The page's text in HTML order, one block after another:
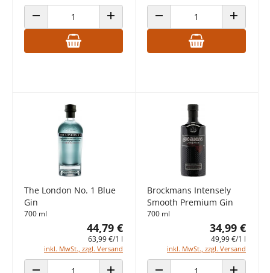
ANZAHL VERRINGERN ANZAHL ERHÖHENANZAHL VERRINGERN ANZAHL
The London No. 1 Blue
Gin
700 ml
44,79 €
63,99 €/1 l
inkl. MwSt., zzgl. Versand
Brockmans Intensely
Smooth Premium Gin
700 ml
34,99 €
49,99 €/1 l
inkl. MwSt., zzgl. Versand